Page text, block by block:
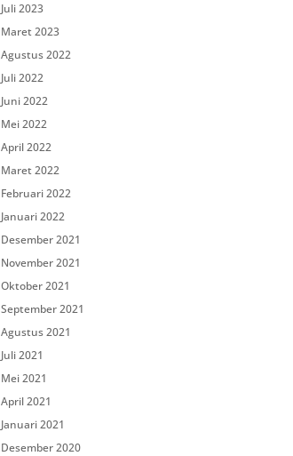
Juli 2023
Maret 2023
Agustus 2022
Juli 2022
Juni 2022
Mei 2022
April 2022
Maret 2022
Februari 2022
Januari 2022
Desember 2021
November 2021
Oktober 2021
September 2021
Agustus 2021
Juli 2021
Mei 2021
April 2021
Januari 2021
Desember 2020